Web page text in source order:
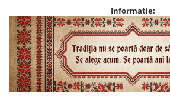
Informatie: